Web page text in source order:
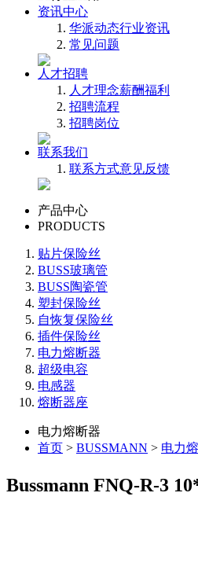
资讯中心
华派动态行业资讯
常见问题
人才招聘
人才理念薪酬福利
招聘流程
招聘岗位
联系我们
联系方式意见反馈
产品中心
PRODUCTS
贴片保险丝
BUSS玻璃管
BUSS陶瓷管
塑封保险丝
自恢复保险丝
插件保险丝
电力熔断器
超级电容
电感器
熔断器座
电力熔断器
首页 > BUSSMANN > 电力
Bussmann FNQ-R-3